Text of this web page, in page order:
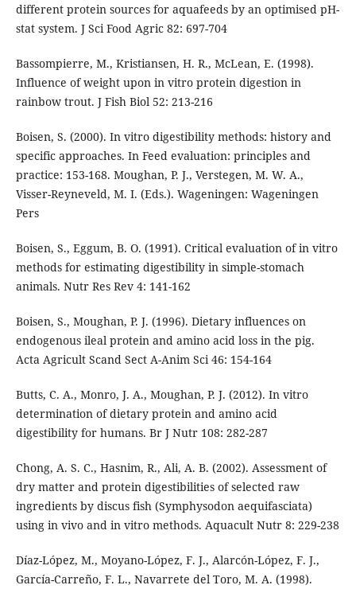
different protein sources for aquafeeds by an optimised pH-
stat system. J Sci Food Agric 82: 697-704
Bassompierre, M., Kristiansen, H. R., McLean, E. (1998).
Influence of weight upon in vitro protein digestion in
rainbow trout. J Fish Biol 52: 213-216
Boisen, S. (2000). In vitro digestibility methods: history and
specific approaches. In Feed evaluation: principles and
practice: 153-168. Moughan, P. J., Verstegen, M. W. A.,
Visser-Reyneveld, M. I. (Eds.). Wageningen: Wageningen
Pers
Boisen, S., Eggum, B. O. (1991). Critical evaluation of in vitro
methods for estimating digestibility in simple-stomach
animals. Nutr Res Rev 4: 141-162
Boisen, S., Moughan, P. J. (1996). Dietary influences on
endogenous ileal protein and amino acid loss in the pig.
Acta Agricult Scand Sect A-Anim Sci 46: 154-164
Butts, C. A., Monro, J. A., Moughan, P. J. (2012). In vitro
determination of dietary protein and amino acid
digestibility for humans. Br J Nutr 108: 282-287
Chong, A. S. C., Hasnim, R., Ali, A. B. (2002). Assessment of
dry matter and protein digestibilities of selected raw
ingredients by discus fish (Symphysodon aequifasciata)
using in vivo and in vitro methods. Aquacult Nutr 8: 229-238
Díaz-López, M., Moyano-López, F. J., Alarcón-López, F. J.,
García-Carreño, F. L., Navarrete del Toro, M. A. (1998).